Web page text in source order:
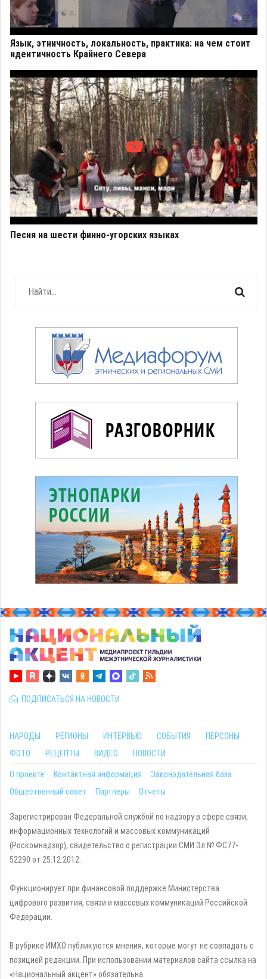
Язык, этничность, локальность, практика: на чем стоит
идентичность Крайнего Севера
Песня на шести финно-угорских языках
ПОДПИСАТЬСЯ НА НОВОСТИ
НАРОДЫ РЕГИОНЫ ИНТЕРВЬЮ СОБЫТИЯ
ПЕРСОНЫ
ФОТО
РЕЦЕПТЫ ВИДЕО НОВОСТИ
О проекте Контактная информация
Законодательная база
Общественный совет
Партнеры Отчеты
Зарегистрирован Федеральной службой по надзору в сфере связи,
информационных технологий и массовых коммуникаций
(Роскомнадзор), свидетельство о регистрации СМИ Эл № ФС77-
52290 от 25.12.2012.
Функционирует при финансовой поддержке Министерства
цифрового развития, связи и массовых коммуникаций Российской
Федерации.
В рубрике ИМХО публикуются мнения, которые могут не совпадать с
позицией редакции. При использовании материалов сайта ссылка на
«Национальный акцент» обязательна.